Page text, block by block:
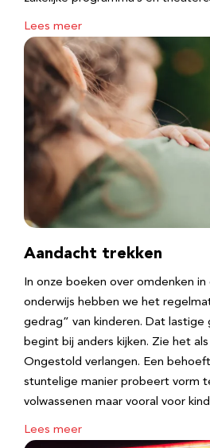
Lees meer
Aandacht trekken
In onze boeken over omdenken
onderwijs hebben we het
gedrag” van kinderen. Dat lastige
begint bij anders kijken. Zie het
Ongestold verlangen. Een
stuntelige manier probeert vorm
volwassenen maar vooral voor
Lees meer